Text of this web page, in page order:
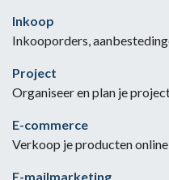
Inkoop
Inkooporders,
Project
Organiseer en plan je
E-commerce
Verkoop je producten online
E-mailmarketing